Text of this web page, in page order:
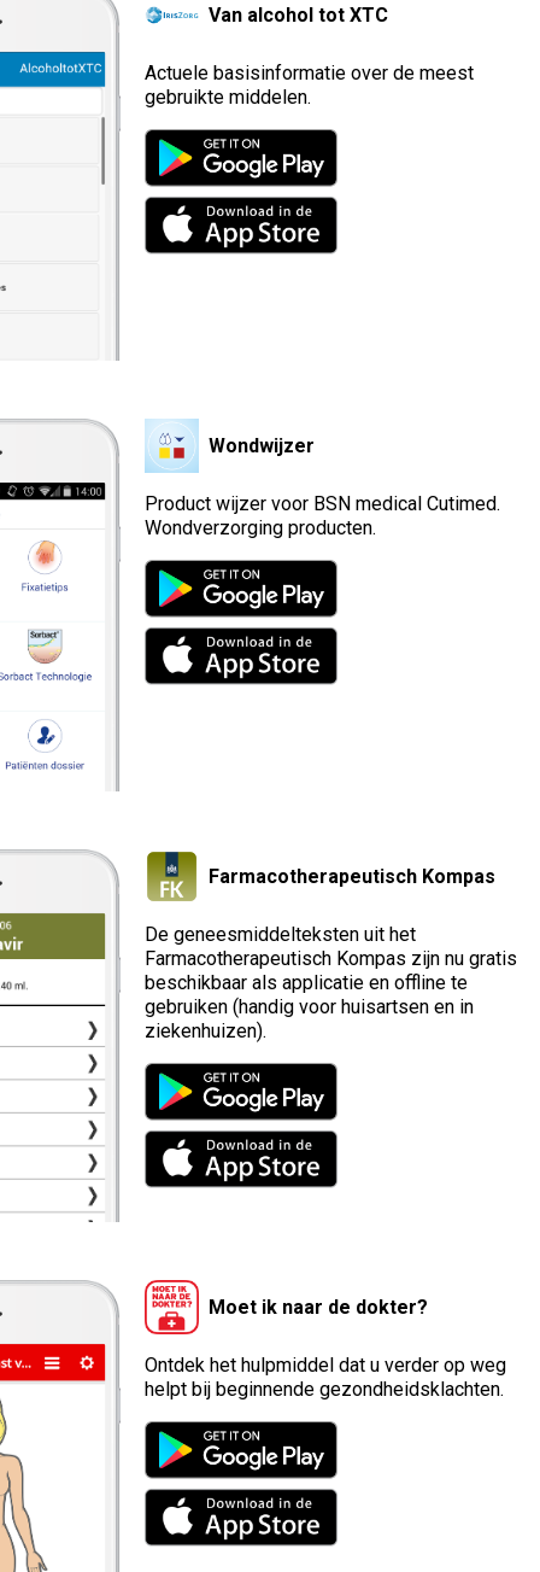
Van alcohol tot XTC
Actuele basisinformatie over de meest
gebruikte middelen.
Wondwijzer
Product wijzer voor BSN medical Cutimed.
Wondverzorging producten.
Farmacotherapeutisch Kompas
De geneesmiddelteksten uit het
Farmacotherapeutisch Kompas zijn nu gratis
beschikbaar als applicatie en offline te
gebruiken (handig voor huisartsen en in
ziekenhuizen).
Moet ik naar de dokter?
Ontdek het hulpmiddel dat u verder op weg
helpt bij beginnende gezondheidsklachten.